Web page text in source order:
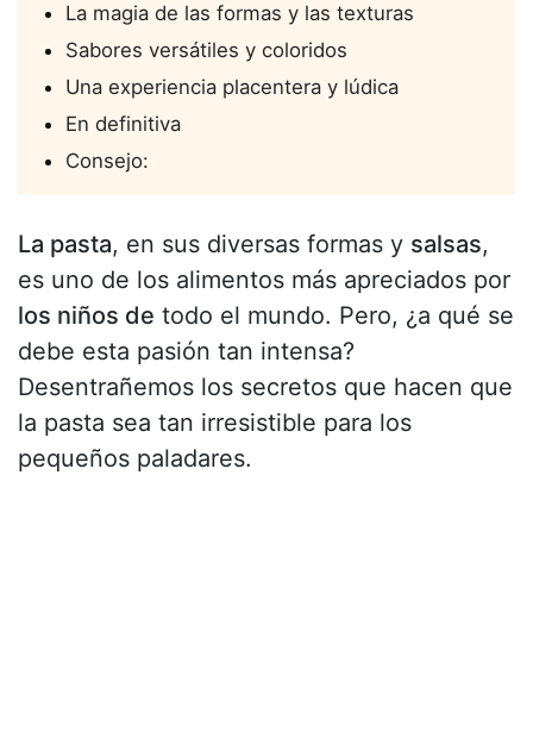
La magia de las formas y las texturas
Sabores versátiles y coloridos
Una experiencia placentera y lúdica
En definitiva
Consejo:
La pasta, en sus diversas formas y salsas,
es uno de los alimentos más apreciados por
los niños de todo el mundo. Pero, ¿a qué se
debe esta pasión tan intensa?
Desentrañemos los secretos que hacen que
la pasta sea tan irresistible para los
pequeños paladares.